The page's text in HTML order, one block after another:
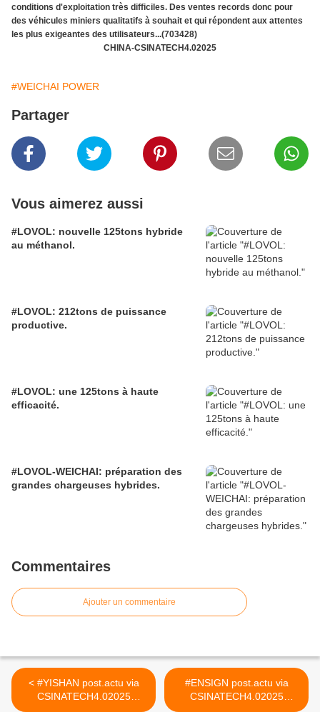
conditions d'exploitation très difficiles. Des ventes records donc pour
des véhicules miniers qualitatifs à souhait et qui répondent aux attentes
les plus exigeantes des utilisateurs...(703428)
CHINA-CSINATECH4.02025
#WEICHAI POWER
Partager
Vous aimerez aussi
#LOVOL: nouvelle 125tons hybride
au méthanol.
#LOVOL: 212tons de puissance
productive.
#LOVOL: une 125tons à haute
efficacité.
#LOVOL-WEICHAI: préparation des
grandes chargeuses hybrides.
Commentaires
Ajouter un commentaire
< #YISHAN post.actu via
CSINATECH4.02025
#ENSIGN post.actu via
CSINATECH4.02025